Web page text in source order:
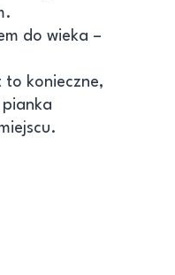
do wieka –
to konieczne,